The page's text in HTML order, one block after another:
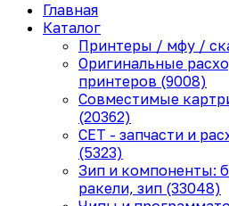
Главная
Каталог
Принтеры / мфу /
Оригинальные
принтеров (9008)
Совместимые
(20362)
CET - запчасти и
(5323)
Зип и компоненты:
ракели, зип (33048)